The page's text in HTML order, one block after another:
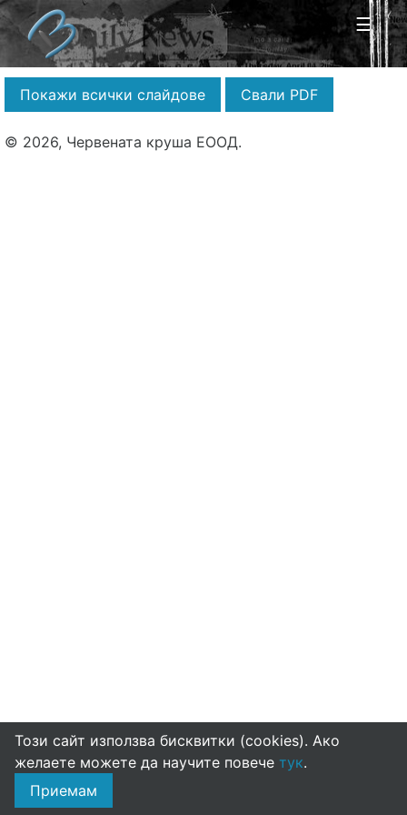
☰
Покажи всички слайдове Свали PDF
© 2026, Червената круша ЕООД.
Този сайт използва бисквитки (cookies). Ако
желаете можете да научите повече тук.
Приемам